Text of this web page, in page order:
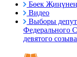
Бөек
Видео
Выборы
Федерального
девятого